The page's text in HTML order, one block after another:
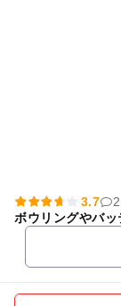
3.7
ボウリングやバ